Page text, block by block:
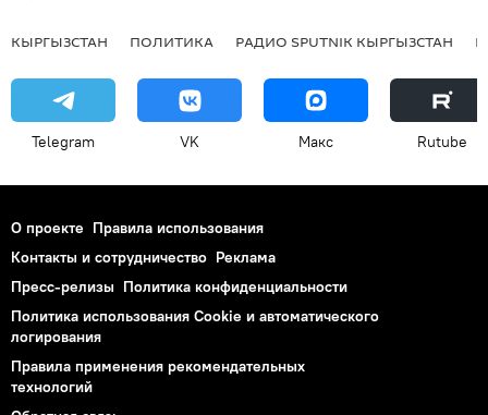
КЫРГЫЗСТАН ПОЛИТИКА РАДИО SPUTNIK КЫРГЫЗСТАН
Telegram VK Макс Rutube
О проекте Правила использования
Контакты и сотрудничество Реклама
Пресс-релизы Политика конфиденциальности
Политика использования Cookie и автоматического
логирования
Правила применения рекомендательных
технологий